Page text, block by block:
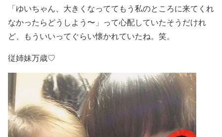
「ゆいちゃん、大きくなっててもう私のところに来てくれ
なかったらどうしよう〜」って心配していたそうだけれ
ど、もういいってぐらい懐かれていたね。笑。
従姉妹万歳♡